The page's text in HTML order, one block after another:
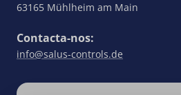
63165 Mühlheim am Main
Contacta-nos:
info@salus-controls.de